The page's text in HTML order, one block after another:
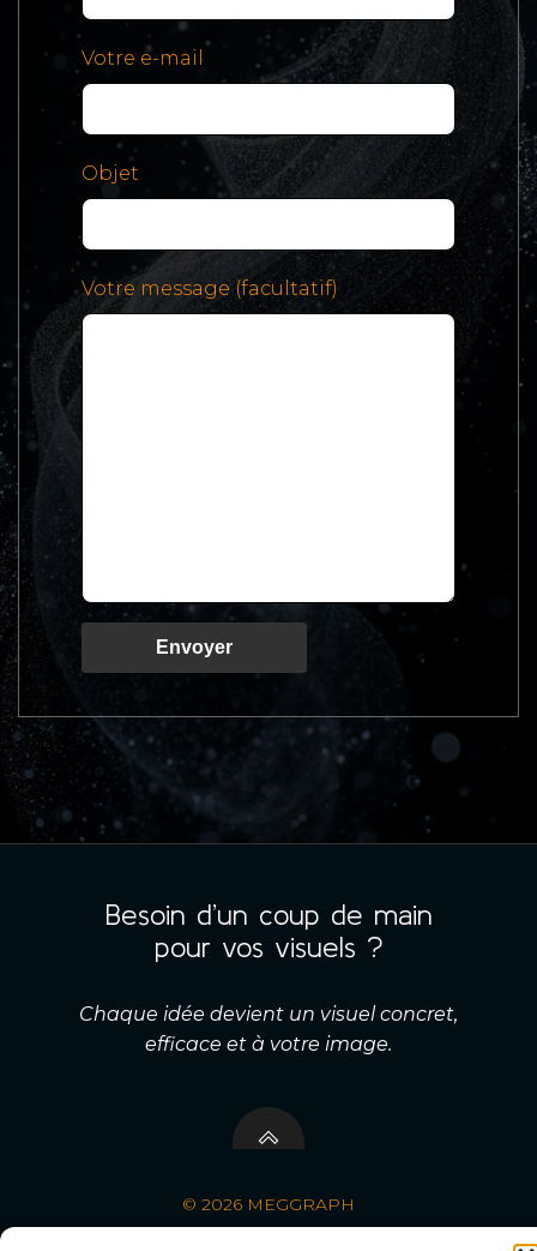
Votre e-mail
Objet
Votre message (facultatif)
Besoin d’un coup de main
pour vos visuels ?
Chaque idée devient un visuel concret,
efficace et à votre image.
© 2026 MEGGRAPH